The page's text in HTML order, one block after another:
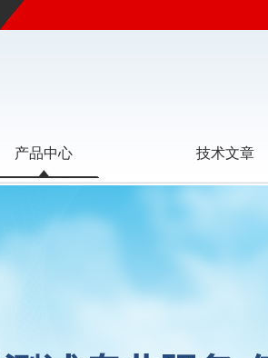
产品中心 技术文章